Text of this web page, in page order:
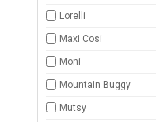
Lorelli
Maxi Cosi
Moni
Mountain Buggy
Mutsy